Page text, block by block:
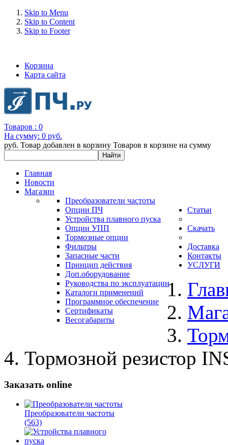
Skip to Menu
Skip to Content
Skip to Footer
Корзина
Карта сайта
Товаров : 0
На сумму: 0 руб.
руб. Товар добавлен в корзину Товаров в корзине на сумму
Главная
Новости
Магазин
Преобразователи частоты
Опции ПЧ
Устройства плавного пуска
Опции УПП
Тормозные опции
Фильтры
Запасные части
Статьи
Принцип действия
Доп.оборудование
Скачать
Руководства по эксплуатации
Каталоги применений
Программное обеспечение
Сертификаты
Весогабариты
Доставка
Контакты
УСЛУГИ
Тормозной резистор
Заказать online
Преобразователи частоты
(563)